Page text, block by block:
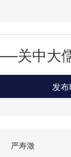
关中大
发
严寿澂